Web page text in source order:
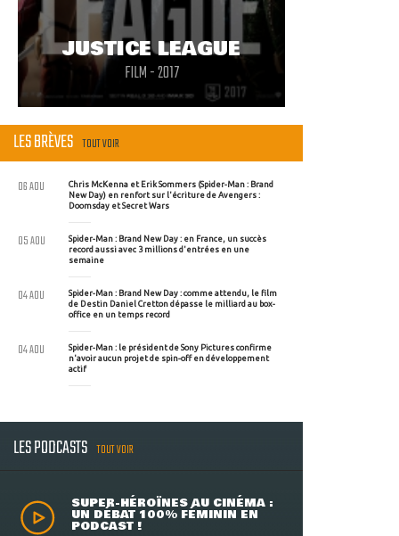
JUSTICE LEAGUE
FILM - 2017
LES BRÈVES TOUT VOIR
Chris McKenna et Erik Sommers (Spider-Man : Brand
New Day) en renfort sur l'écriture de Avengers :
Doomsday et Secret Wars
06 AOU
Spider-Man : Brand New Day : en France, un succès
record aussi avec 3 millions d'entrées en une
semaine
05 AOU
Spider-Man : Brand New Day : comme attendu, le film
de Destin Daniel Cretton dépasse le milliard au box-
office en un temps record
04 AOU
Spider-Man : le président de Sony Pictures confirme
n'avoir aucun projet de spin-off en développement
actif
04 AOU
LES PODCASTS TOUT VOIR
SUPER-HÉROÏNES AU CINÉMA :
UN DÉBAT 100% FÉMININ EN
PODCAST !